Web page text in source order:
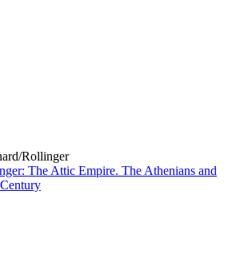
The Attic Empire. The Athenians and